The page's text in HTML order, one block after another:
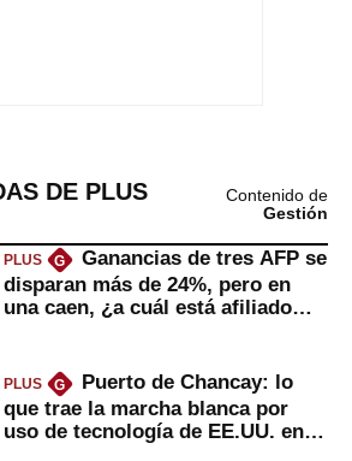
DE PLUS
Contenido de
Gestión
PLUS G
Ganancias de tres AFP se
disparan más de 24%, pero en
una caen, ¿a cuál está afiliado
PLUS G
Puerto de Chancay: lo
que trae la marcha blanca por
uso de tecnología de EE.UU. en